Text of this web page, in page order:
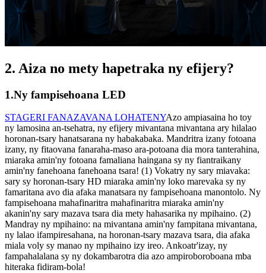
2. Aiza no mety hapetraka ny efijery?
1.Ny fampisehoana LED
STAGERI FANAZAVANA LOHATENYAzo ampiasaina ho toy
ny lamosina an-tsehatra, ny efijery mivantana mivantana ary hilalao
horonan-tsary hanatsarana ny habakabaka. Mandritra izany fotoana
izany, ny fitaovana fanaraha-maso ara-potoana dia mora tanterahina,
miaraka amin'ny fotoana famaliana haingana sy ny fiantraikany
amin'ny fanehoana fanehoana tsara! (1) Vokatry ny sary miavaka:
sary sy horonan-tsary HD miaraka amin'ny loko marevaka sy ny
famaritana avo dia afaka manatsara ny fampisehoana manontolo. Ny
fampisehoana mahafinaritra mahafinaritra miaraka amin'ny
akanin'ny sary mazava tsara dia mety hahasarika ny mpihaino. (2)
Mandray ny mpihaino: na mivantana amin'ny fampitana mivantana,
ny lalao ifampiresahana, na horonan-tsary mazava tsara, dia afaka
miala voly sy manao ny mpihaino izy ireo. Ankoatr'izay, ny
fampahalalana sy ny dokambarotra dia azo ampiroboroboana mba
hiteraka fidiram-bola!